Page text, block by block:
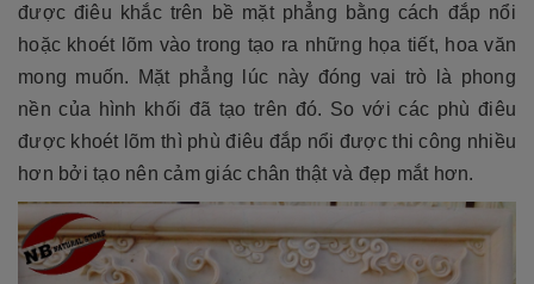
được điêu khắc trên bề mặt phẳng bằng cách đắp nổi
hoặc khoét lõm vào trong tạo ra những họa tiết, hoa văn
mong muốn. Mặt phẳng lúc này đóng vai trò là phong
nền của hình khối đã tạo trên đó. So với các phù điêu
được khoét lõm thì phù điêu đắp nổi được thi công nhiều
hơn bởi tạo nên cảm giác chân thật và đẹp mắt hơn.